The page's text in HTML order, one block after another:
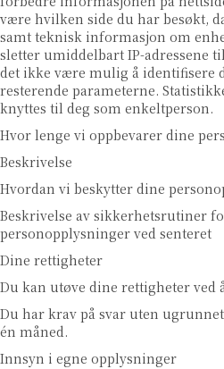
være hvilken side du har besøkt,
samt teknisk informasjon om
sletter umiddelbart IP-adressene
det ikke være mulig å identifisere
resterende parameterne.
knyttes til deg som enkeltperson.
Hvor lenge vi oppbevarer dine
Beskrivelse
Hvordan vi beskytter dine
Beskrivelse av sikkerhetsrutiner
personopplysninger ved senteret
Dine rettigheter
Du kan utøve dine rettigheter ved
Du har krav på svar uten
én måned.
Innsyn i egne opplysninger